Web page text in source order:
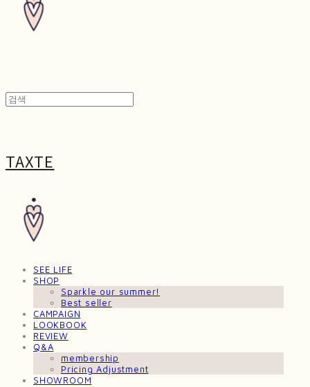
TAXTE
SEE LIFE
SHOP
Sparkle our summer!
Best seller
CAMPAIGN
LOOKBOOK
REVIEW
Q&A
membership
Pricing Adjustment
SHOWROOM